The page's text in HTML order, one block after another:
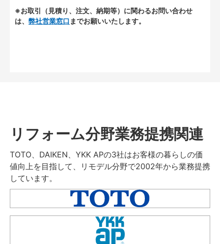
※お取引（見積り、注文、納期等）に関わるお問い合わせ
は、 弊社営業窓口 までお願いいたします。
リフォーム分野業務提携関連
TOTO、DAIKEN、YKK APの3社はお客様の暮らしの価
値向上を目指して、リモデル分野で2002年から業務提携
しています。